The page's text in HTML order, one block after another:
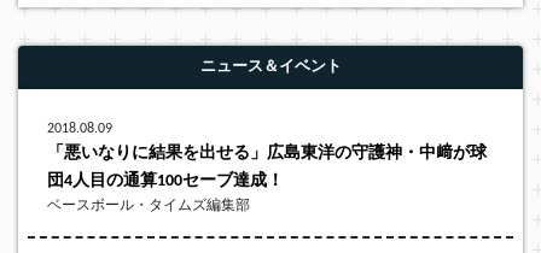
ニュース＆イベント
2018.08.09
「悪いなりに結果を出せる」広島東洋の守護神・中﨑が球
団4人目の通算100セーブ達成！
ベースボール・タイムズ編集部